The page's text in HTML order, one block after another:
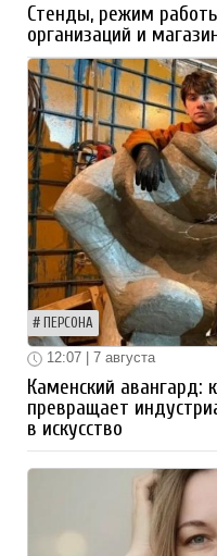
Стенды, режим
организаций и
ПЕРСОНА
12:07 | 7 августа
Каменский авангард:
превращает
в искусство